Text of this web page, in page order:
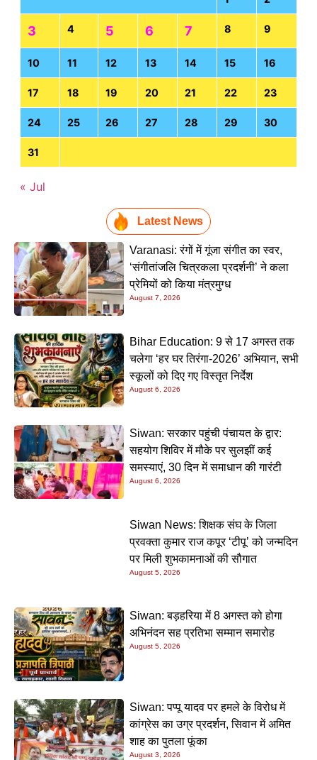
3 4 5 6 7 8 9
10 11 12 13 14 15 16
17 18 19 20 21 22 23
24 25 26 27 28 29 30
31
« Jul
Latest News
Varanasi: रंगों में गूंजा संगीत का स्वर,
‘संगीतांजलि चित्रकला प्रदर्शनी’ ने कला
प्रेमियों को किया मंत्रमुग्ध
August 7, 2026
Bihar Education: 9 से 17 अगस्त तक
चलेगा ‘हर घर तिरंगा-2026’ अभियान, सभी
स्कूलों को दिए गए विस्तृत निर्देश
August 6, 2026
Siwan: सरकार पहुंची पंचायत के द्वार:
सहयोग शिविर में मौके पर सुलझीं कई
समस्याएं, 30 दिन में समाधान की गारंटी
August 6, 2026
Siwan News: शिक्षक संघ के जिला
प्रवक्ता कुमार राज कपूर ‘टीपू’ को जन्मदिन
पर मिली शुभकामनाओं की सौगात
August 5, 2026
Siwan: बड़हरिया में 8 अगस्त को होगा
अभिनंदन सह प्रतिभा सम्मान समारोह
August 5, 2026
Siwan: पप्पू यादव पर हमले के विरोध में
कांग्रेस का उग्र प्रदर्शन, सिवान में अमित
शाह का पुतला फूंका
August 3, 2026